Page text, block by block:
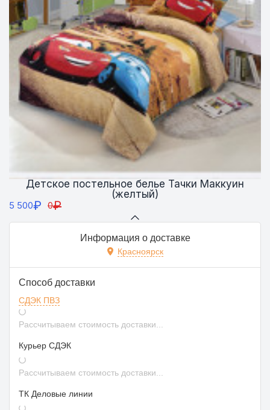
Детское постельное белье Тачки Маккуин
(желтый)
5 500₽ 0₽
Информация о доставке
Красноярск
Способ доставки
СДЭК ПВЗ
Рассчитываем стоимость доставки...
Курьер СДЭК
Рассчитываем стоимость доставки...
ТК Деловые линии